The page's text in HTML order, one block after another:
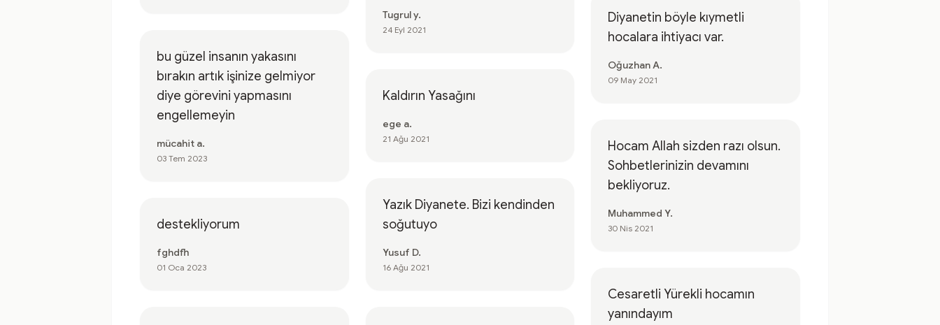
bu güzel insanın yakasını
bırakın artık işinize gelmiyor
diye görevini yapmasını
engellemeyin
mücahit a.
03 Tem 2023
destekliyorum
fghdfh
01 Oca 2023
Tugrul y.
24 Eyl 2021
Kaldırın Yasağını
ege a.
21 Ağu 2021
Yazık Diyanete. Bizi kendinden
soğutuyo
Yusuf D.
16 Ağu 2021
Diyanetin böyle kıymetli
hocalara ihtiyacı var.
Oğuzhan A.
09 May 2021
Hocam Allah sizden razı olsun.
Sohbetlerinizin devamını
bekliyoruz.
Muhammed Y.
30 Nis 2021
Cesaretli Yürekli hocamın
yanındayım